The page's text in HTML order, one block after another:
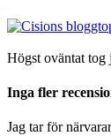
Högst oväntat tog
Inga fler
Jag tar för